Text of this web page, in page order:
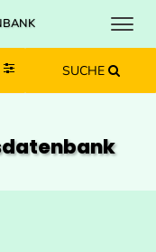
Inhalt springen
Navmenü springen
Suche springen
Footer springen
SUCHE